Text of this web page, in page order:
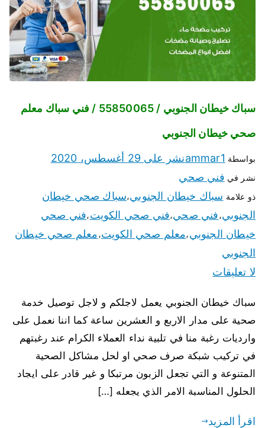
سباك خيطان الجنوبي / 55850065 / فني سباك معلم
صحي خيطان الجنوبي
بواسطة ammar1نشر على 29 أغسطس، 2020
نشر في فني صحي
ذو علامة سباك خيطان الجنوبي،سباك صحي خيطان
الجنوبي،فني صحي،فني صحي الكويت،فني صحي
خيطان الجنوبي،معلم صحي الكويت،معلم صحي خيطان
الجنوبي
لا تعليقات
سباك خيطان الجنوبي يعمل لاجلكم و لاجل توصيل خدمة
صحية على مدار الاربع و العشرين ساعة كما اننا نعمل على
وارديات رغبة منا في تلبية نداء العملاء الكرام عند رغبتهم
في تركيب شبكة صرف صحي او لحل مشاكل الصحية
المتنوعة و التي تجعل الزبون مرتبكا و غير قادر على ايجاد
الحلول المناسبة الامر الذي يجعله […]
اقرأ المزيد